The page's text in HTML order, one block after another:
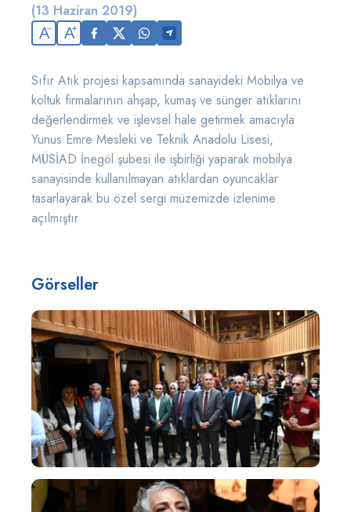
(13 Haziran 2019)
A A
Sıfır Atık projesi kapsamında sanayideki Mobilya ve
koltuk firmalarının ahşap, kumaş ve sünger atıklarını
değerlendirmek ve işlevsel hale getirmek amacıyla
Yunus Emre Mesleki ve Teknik Anadolu Lisesi,
MÜSİAD İnegöl şubesi ile işbirliği yaparak mobilya
sanayisinde kullanılmayan atıklardan oyuncaklar
tasarlayarak bu özel sergi müzemizde izlenime
açılmıştır
Görseller